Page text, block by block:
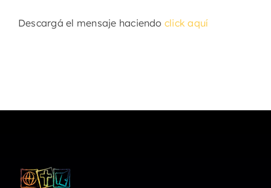
Descargá el mensaje haciendo click aquí